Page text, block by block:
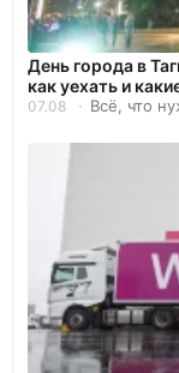
День города в
как уехать и
07.08 Всё, что